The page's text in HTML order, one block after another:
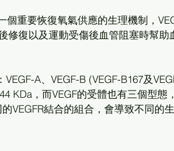
修復以及運動受傷後血管阻塞時幫助
KDa，而VEGF的受體也有三個型態
VEGFR結合的組合，會導致不同的